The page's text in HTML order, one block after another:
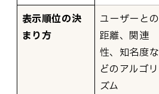
表示順位の決
まり方
ユーザーとの
距離、関連
性、知名度な
どのアルゴリ
ズム